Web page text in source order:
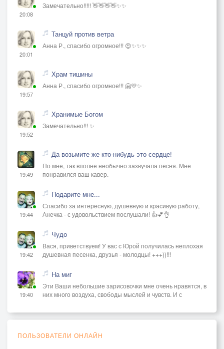
20:08
Замечательно!!!!! 👋👋👋👋✨✨
20:01
Танцуй против ветра
Анна Р., спасибо огромное!!! 😍✨✨✨
19:57
Храм тишины
Анна Р., спасибо огромное!!! 🤗💛✨
19:52
Хранимые Богом
Замечательно!!! ✨
19:49
Да возьмите же кто-нибудь это сердце!
По мне, так вполне необычно зазвучала песня. Мне
понравился ваш кавер.
19:44
Подарите мне...
Спасибо за интересную, душевную и красивую работу,
Анечка - с удовольствием послушали! 👍💕👌
19:42
Чудо
Вася, приветствуем! У вас с Юрой получилась неплохая
душевная песенка, друзья - молодцы! +++))!!!
19:40
На миг
Эти Ваши небольшие зарисовочки мне очень нравятся, в
них много воздуха, свободы мыслей и чувств. И с
ПОЛЬЗОВАТЕЛИ ОНЛАЙН